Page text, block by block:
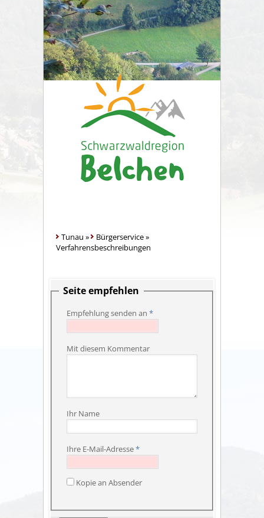
Tunau » Bürgerservice»
Verfahrensbeschreibungen
Seite empfehlen
Empfehlung senden an *
Mit diesem Kommentar
Ihr Name
Ihre E-Mail-Adresse*
Kopie an Absender